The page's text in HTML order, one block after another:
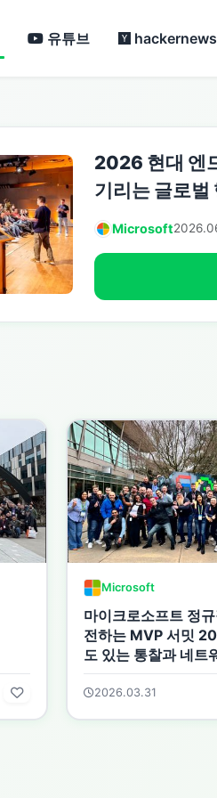
유튜브 hackernews
2026 현대 엔
기리는 글로벌
Microsoft
Microsoft
마이크로소프트 정
전하는 MVP 서밋
도 있는 통찰과 네트
2026.03.31